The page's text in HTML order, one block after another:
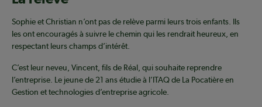
Sophie et Christian n’ont pas de relève parmi leurs trois enfants. Ils
les ont encouragés à suivre le chemin qui les rendrait heureux, en
respectant leurs champs d’intérêt.
C’est leur neveu, Vincent, fils de Réal, qui souhaite reprendre
l’entreprise. Le jeune de 21 ans étudie à l’ITAQ de La Pocatière en
Gestion et technologies d’entreprise agricole.